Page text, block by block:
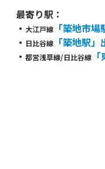
最寄り駅：
・ 大江戸線「築地市場
・ 日比谷線「築地駅」
・ 都営浅草線/日比谷線「